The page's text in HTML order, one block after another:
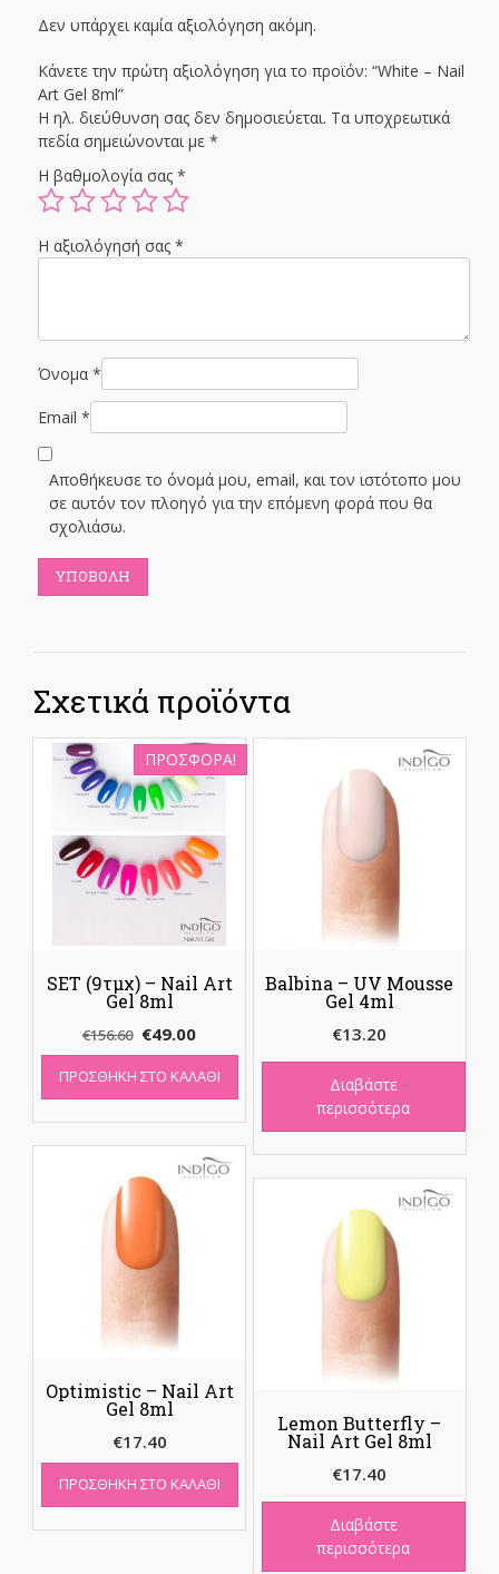
Δεν υπάρχει καμία αξιολόγηση ακόμη.
Κάνετε την πρώτη αξιολόγηση για το προϊόν: “White – Nail
Art Gel 8ml”
Η ηλ. διεύθυνση σας δεν δημοσιεύεται. Τα υποχρεωτικά
πεδία σημειώνονται με *
Η βαθμολογία σας *
Η αξιολόγησή σας *
Όνομα *
Email *
Αποθήκευσε το όνομά μου, email, και τον ιστότοπο μου
σε αυτόν τον πλοηγό για την επόμενη φορά που θα
σχολιάσω.
Σχετικά προϊόντα
ΠΡΟΣΦΟΡΆ!
SET (9τμχ) – Nail Art
Gel 8ml
€156.60 Original
price
was:
€156.60.
€49.00Η
τρέχουσα
τιμή
είναι:
€49.00.
ΠΡΟΣΘΉΚΗ ΣΤΟ ΚΑΛΆΘΙ
Balbina – UV Mousse
Gel 4ml
€13.20
Διαβάστε
περισσότερα
Optimistic – Nail Art
Gel 8ml
€17.40
ΠΡΟΣΘΉΚΗ ΣΤΟ ΚΑΛΆΘΙ
Lemon Butterfly –
Nail Art Gel 8ml
€17.40
Διαβάστε
περισσότερα